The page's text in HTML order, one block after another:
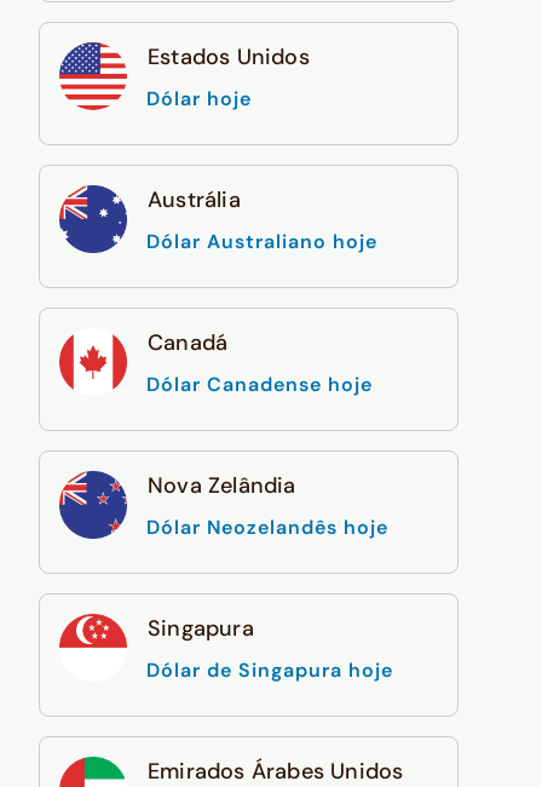
Estados Unidos
Dólar hoje
Austrália
Dólar Australiano hoje
Canadá
Dólar Canadense hoje
Nova Zelândia
Dólar Neozelandês hoje
Singapura
Dólar de Singapura hoje
Emirados Árabes Unidos